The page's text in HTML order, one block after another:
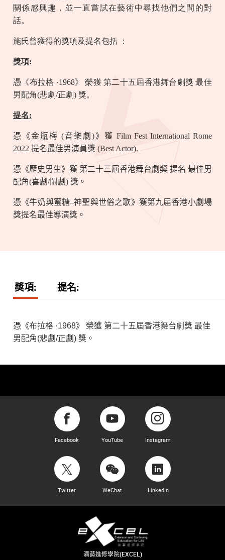
關係感興趣，並一直嘗試在藝術中尋找他們之間的對
話。
施氏曾獲得的獎項及提名包括 ：
獎項:
憑《布拉格 ·1968》 榮獲 第二十五屆香港舞台劇獎 最佳
男配角(悲劇/正劇) 獎。
提名:
憑《金瓶梅 (音樂劇)》獲 Film Fest International Rome
2022 提名最佳男演員獎 (Best Actor).
憑《歷史男生》獲 第二十三屆香港舞台劇獎 提名 最佳男
配角(喜劇/鬧劇) 獎。
憑《牛奶與蜜糖–神聖與世俗之歌》獲第九届香港小劇場
獎提名最佳導演獎。
獎項: 提名:
憑《布拉格 ·1968》 榮獲 第二十五屆香港舞台劇獎 最佳
男配角(悲劇 /正劇 ) 獎。
Facebook YouTube Instagram
Twitter WeChat LinkedIn
演藝進修學院(EXCEL)